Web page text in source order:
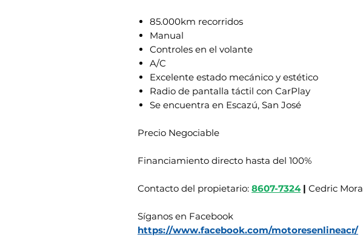
85.000km recorridos
Manual
Controles en el volante
A/C
Excelente estado mecánico y estético
Radio de pantalla táctil con CarPlay
Se encuentra en Escazú, San José
Precio Negociable
Financiamiento directo hasta del 100%
Contacto del propietario: 8607-7324| Cedric Mora
Síganos en Facebook
https://www.facebook.com/motoresenlineacr/